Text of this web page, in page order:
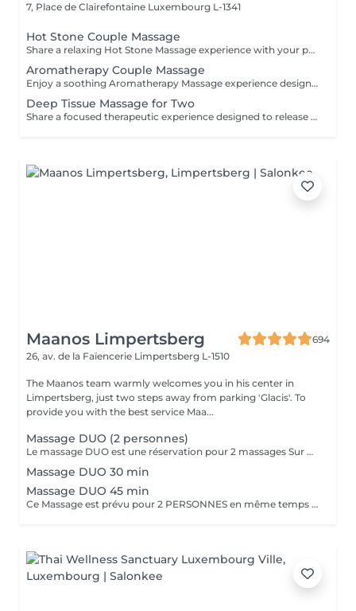
7, Place de Clairefontaine Luxembourg L-1341
Hot Stone Couple Massage
Share a relaxing Hot Stone Massage experience with your partner, friend, or loved one. Smooth heated stones and warm oils help ease muscular tension while creating a calming and memorable wellness experience.
Aromatherapy Couple Massage
Enjoy a soothing Aromatherapy Massage experience designed for two. Carefully selected aromatic oils are combined with gentle, flowing massage techniques to create a deeply calming and enjoyable treatment. The natural fragrances help create a peaceful atmosphere, while the massage promotes relaxation and comfort. An ideal choice for couples, friends, or family members wishing to share a moment of tranquillity and well-being.
Deep Tissue Massage for Two
Share a focused therapeutic experience designed to release deep-seated tension and restore freedom of movement. Using slow, targeted pressure, this treatment works into deeper muscle layers and connective tissue, making it ideal for persistent tightness, physical strain, and active lifestyles.
Maanos Limpertsberg
694
26, av. de la Faïencerie Limpertsberg L-1510
The Maanos team warmly welcomes you in his center in
Limpertsberg, just two steps away from parking 'Glacis'. To
provide you with the best service Maa...
Massage DUO (2 personnes)
Le massage DUO est une réservation pour 2 massages Sur Mesure, en même temps dans la même cabine. Les 2 personnes pourront personnaliser leurs massages en fonction de leurs envies. Possibilité de demander 2 cabines séparées en arrivant sur place.
Massage DUO 30 min
Massage DUO 45 min
Ce Massage est prévu pour 2 PERSONNES en même temps dans notre cabine DUO (2 cabines séparées aussi possible sur demande en arrivant). Les 2 massages seront Sur Mesure, en fonction des envies et des besoins de chacun.